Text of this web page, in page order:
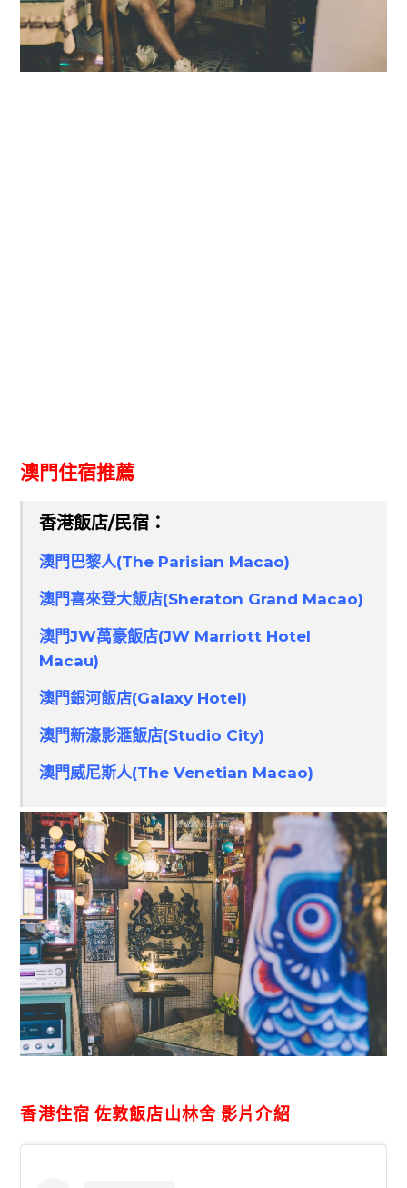
澳門住宿推薦
香港飯店/民宿：
澳門巴黎人(The Parisian Macao)
澳門喜來登大飯店(Sheraton Grand Macao)
澳門JW萬豪飯店(JW Marriott Hotel
Macau)
澳門銀河飯店(Galaxy Hotel)
澳門新濠影滙飯店(Studio City)
澳門威尼斯人(The Venetian Macao)
香港住宿 佐敦飯店山林舍 影片介紹